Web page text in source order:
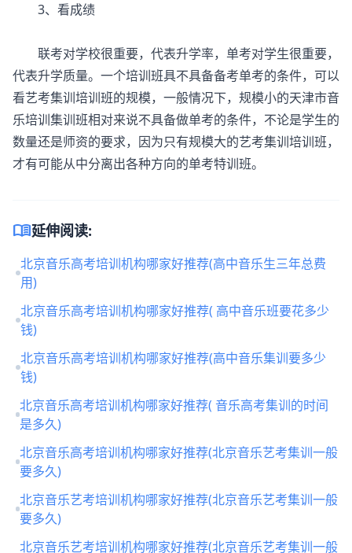
3、看成绩
联考对学校很重要，代表升学率，单考对学生很重要，
代表升学质量。一个培训班具不具备备考单考的条件，可以
看艺考集训培训班的规模，一般情况下，规模小的天津市音
乐培训集训班相对来说不具备做单考的条件，不论是学生的
数量还是师资的要求，因为只有规模大的艺考集训培训班，
才有可能从中分离出各种方向的单考特训班。
menu_book延伸阅读:
北京音乐高考培训机构哪家好推荐(高中音乐生三年总费
用)
北京音乐高考培训机构哪家好推荐( 高中音乐班要花多少
钱)
北京音乐高考培训机构哪家好推荐(高中音乐集训要多少
钱)
北京音乐高考培训机构哪家好推荐( 音乐高考集训的时间
是多久)
北京音乐高考培训机构哪家好推荐(北京音乐艺考集训一般
要多久)
北京音乐艺考培训机构哪家好推荐(北京音乐艺考集训一般
要多久)
北京音乐艺考培训机构哪家好推荐(北京音乐艺考集训一般